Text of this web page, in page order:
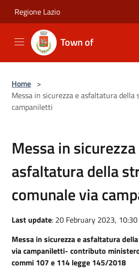
Regione Lazio
Town of
Home >
Messa in sicurezza e asfaltatura della
campaniletti
Messa in sicurezza
asfaltatura della
comunale via
Last update: 20 February 2023, 10:30
Messa in sicurezza e asfaltatura
via campaniletti- contributo
commi 107 e 114 legge 145/2018